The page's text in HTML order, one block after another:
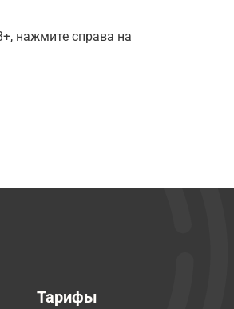
нажмите справа на
Тарифы